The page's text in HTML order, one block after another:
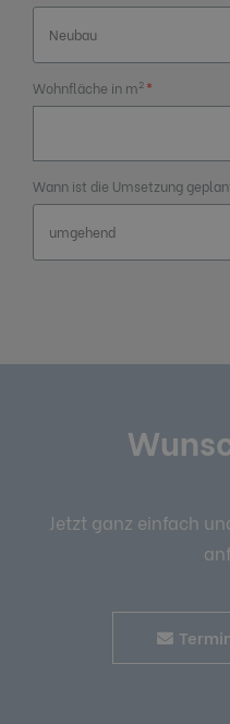
Wohnfläche in m2
Wann ist die Umsetzung
Jetzt ganz einfach